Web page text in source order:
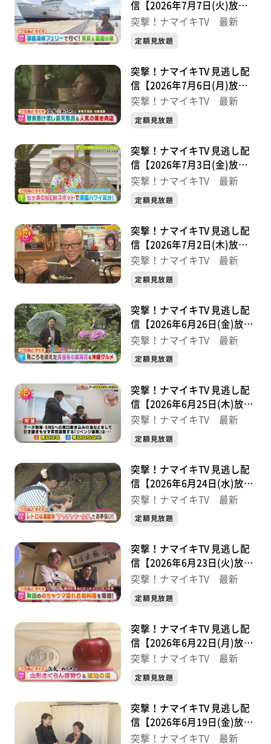
信【2026年7月7日(火)放送
分】
突撃！ナマイキTV 最新
定額見放題
突撃！ナマイキTV 見逃し配
信【2026年7月6日(月)放送
分】
突撃！ナマイキTV 最新
定額見放題
突撃！ナマイキTV 見逃し配
信【2026年7月3日(金)放送
分】
突撃！ナマイキTV 最新
定額見放題
突撃！ナマイキTV 見逃し配
信【2026年7月2日(木)放送
分】
突撃！ナマイキTV 最新
定額見放題
突撃！ナマイキTV 見逃し配
信【2026年6月26日(金)放送
分】
突撃！ナマイキTV 最新
定額見放題
突撃！ナマイキTV 見逃し配
信【2026年6月25日(木)放送
分】
突撃！ナマイキTV 最新
定額見放題
突撃！ナマイキTV 見逃し配
信【2026年6月24日(水)放送
分】
突撃！ナマイキTV 最新
定額見放題
突撃！ナマイキTV 見逃し配
信【2026年6月23日(火)放送
分】
突撃！ナマイキTV 最新
定額見放題
突撃！ナマイキTV 見逃し配
信【2026年6月22日(月)放送
分】
突撃！ナマイキTV 最新
定額見放題
突撃！ナマイキTV 見逃し配
信【2026年6月19日(金)放送
分】
突撃！ナマイキTV 最新